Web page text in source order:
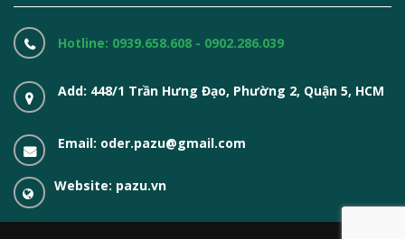
Hotline: 0939.658.608 - 0902.286.039
Add: 448/1 Trần Hưng Đạo, Phường 2, Quận 5, HCM
Email: oder.pazu@gmail.com
Website: pazu.vn